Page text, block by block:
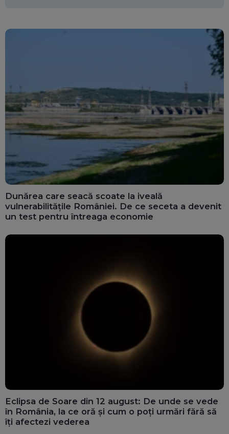
Dunărea care seacă scoate la iveală
vulnerabilitățile României. De ce seceta a devenit
un test pentru întreaga economie
Eclipsa de Soare din 12 august: De unde se vede
în România, la ce oră și cum o poți urmări fără să
îți afectezi vederea